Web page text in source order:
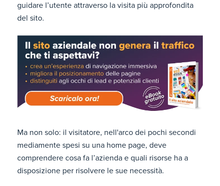
guidare l’utente attraverso la visita più approfondita
del sito.
Ma non solo: il visitatore, nell'arco dei pochi secondi
mediamente spesi su una home page, deve
comprendere cosa fa l’azienda e quali risorse ha a
disposizione per risolvere le sue necessità.